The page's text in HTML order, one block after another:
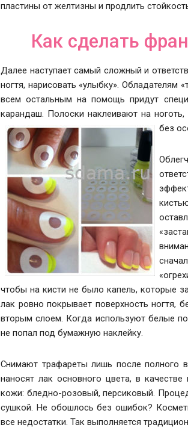
пластины от желтизны и продлить
Как сделать
Далее наступает самый сложный и
ногтя, нарисовать «улыбку». Обладателям
всем остальным на помощь придут
карандаш. Полоски наклеивают на
без
чтобы на кисти не было капель, которые
лак ровно покрывает поверхность ногтя,
вторым слоем. Когда используют белые
не попал под бумажную наклейку.
Снимают трафареты лишь после полного
наносят лак основного цвета, в
кожи: бледно-розовый, персиковый.
сушкой. Не обошлось без ошибок?
все недостатки. Так выполняется